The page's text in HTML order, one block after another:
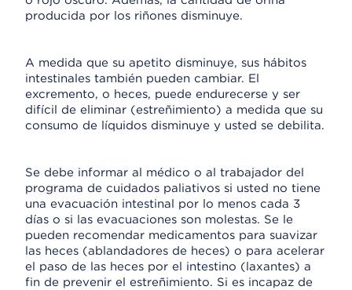
producida por los riñones disminuye.
A medida que su apetito disminuye, sus hábitos
intestinales también pueden cambiar. El
excremento, o heces, puede endurecerse y ser
difícil de eliminar (estreñimiento) a medida que su
consumo de líquidos disminuye y usted se debilita.
Se debe informar al médico o al trabajador del
programa de cuidados paliativos si usted no tiene
una evacuación intestinal por lo menos cada 3
días o si las evacuaciones son molestas. Se le
pueden recomendar medicamentos para suavizar
las heces (ablandadores de heces) o para acelerar
el paso de las heces por el intestino (laxantes) a
fin de prevenir el estreñimiento. Si es incapaz de